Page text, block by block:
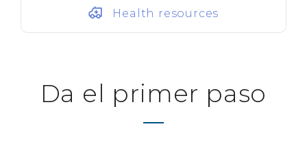
Health resources
Da el primer paso